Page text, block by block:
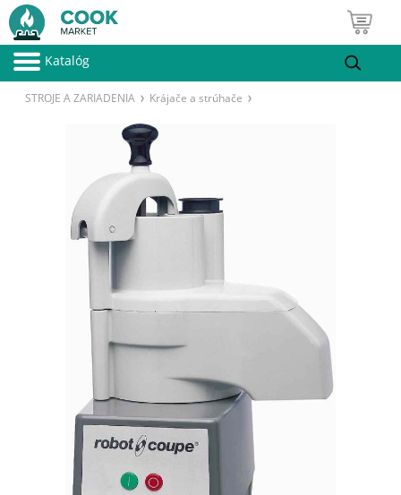
Katalóg
STROJE A ZARIADENIA Krájače a strúhače